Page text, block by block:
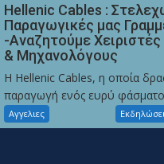
Hellenic Cables :
Παραγωγικές μας
-Αναζητούμε
& Μηχανολόγους
Η Hellenic Cables, η οποία
παραγωγή ενός ευρύ
Αγγελιες